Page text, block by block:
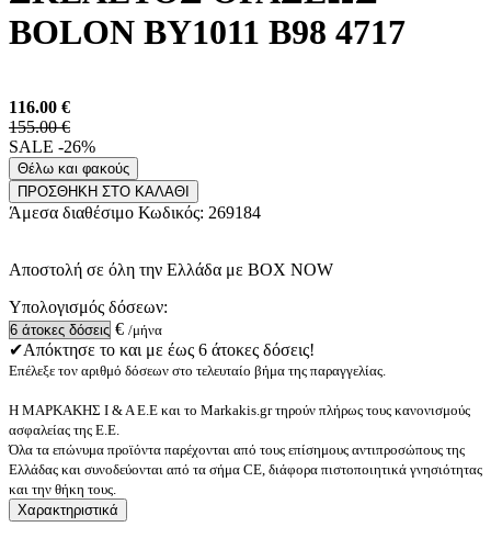
BOLON BY1011 B98 4717
116.00 €
155.00 €
SALE -26%
Θέλω και φακούς
ΠΡΟΣΘΗΚΗ ΣΤΟ ΚΑΛΑΘΙ
Άμεσα διαθέσιμο Κωδικός: 269184
Αποστολή σε όλη την Ελλάδα με BOX NOW
Υπολογισμός δόσεων:
€ /μήνα
✔Απόκτησε το και με έως 6 άτοκες δόσεις!
Επέλεξε τον αριθμό δόσεων στο τελευταίο βήμα της παραγγελίας.
Η ΜΑΡΚΑΚΗΣ Ι & Α Ε.Ε και το Markakis.gr τηρούν πλήρως τους κανονισμούς
ασφαλείας της Ε.Ε.
Όλα τα επώνυμα προϊόντα παρέχονται από τους επίσημους αντιπροσώπους της
Ελλάδας και συνοδεύονται από τα σήμα CE, διάφορα πιστοποιητικά γνησιότητας
και την θήκη τους.
Χαρακτηριστικά